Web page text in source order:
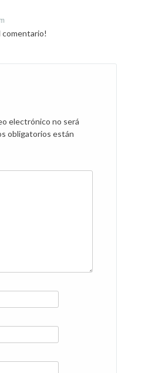
comentario!
electrónico no será
obligatorios están